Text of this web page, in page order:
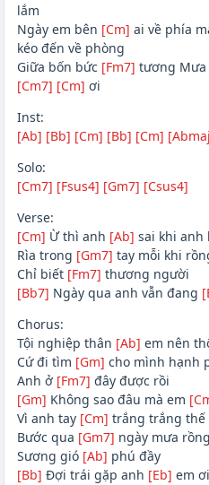
lắm
Ngày em bên [Cm] ai về phía
kéo đến về phòng
Giữa bốn bức [Fm7] tương Mưa
[Cm7] [Cm] ơi
Inst:
[Ab] [Bb] [Cm] [Bb] [Cm]
Solo:
[Cm7] [Fsus4] [Gm7] [Csus4]
Verse:
[Cm] Ừ thì anh [Ab] sai khi anh
Rìa trong [Gm7] tay mỗi khi
Chỉ biết [Fm7] thương người
[Bb7] Ngày qua anh vẫn đang
Chorus:
Tội nghiệp thân [Ab] em nên
Cứ đi tìm [Gm] cho mình hạnh
Anh ở [Fm7] đây được rồi
[Gm] Không sao đâu mà em
Vì anh tay [Cm] trắng trắng thế
Bước qua [Gm7] ngày mưa
Sương gió [Ab] phú đầy
[Bb] Đợi trái gặp anh [Eb] em ơi